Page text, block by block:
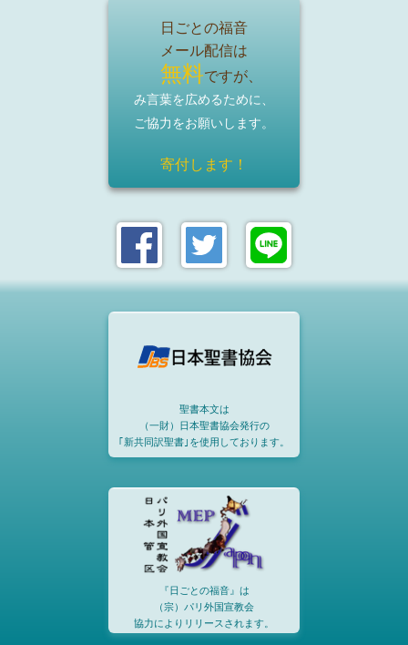
日ごとの福音
メール配信は
無料ですが、
み言葉を広めるために、
ご協力をお願いします。
寄付します！
聖書本文は
（一財）日本聖書協会発行の
｢新共同訳聖書｣を使用しております。
『日ごとの福音』は
（宗）パリ外国宣教会
協力によりリリースされます。